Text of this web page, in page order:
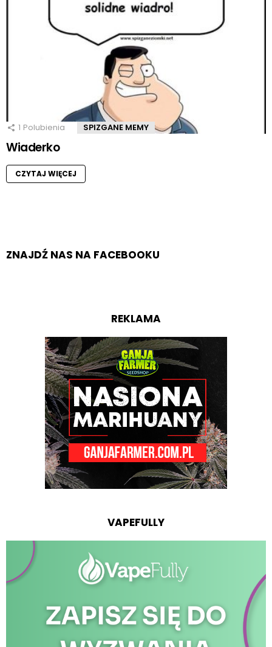
1 Polubienia SPIZGANE MEMY
Wiaderko
CZYTAJ WIĘCEJ
ZNAJDŹ NAS NA FACEBOOKU
REKLAMA
VAPEFULLY